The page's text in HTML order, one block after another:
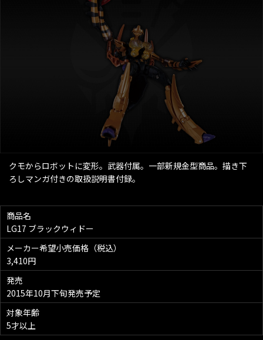
クモからロボットに変形。武器付属。一部新規金型商品。描き下
ろしマンガ付きの取扱説明書付録。
商品名
LG17 ブラックウィドー
メーカー希望小売価格（税込）
3,410円
発売
2015年10月下旬発売予定
対象年齢
5才以上